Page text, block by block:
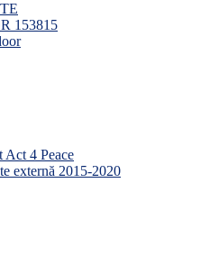
153815
Act 4 Peace
externă 2015-2020